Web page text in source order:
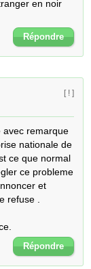
en noir
Répondre
[ ! ]
avec remarque
nationale de
ce que normal
ce probleme
et
refuse .
Répondre